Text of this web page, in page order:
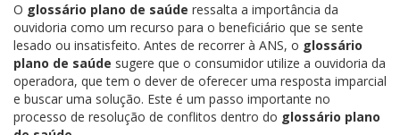
O glossário plano de saúde ressalta a importância da
ouvidoria como um recurso para o beneficiário que se sente
lesado ou insatisfeito. Antes de recorrer à ANS, o glossário
plano de saúde sugere que o consumidor utilize a ouvidoria da
operadora, que tem o dever de oferecer uma resposta imparcial
e buscar uma solução. Este é um passo importante no
processo de resolução de conflitos dentro do glossário plano